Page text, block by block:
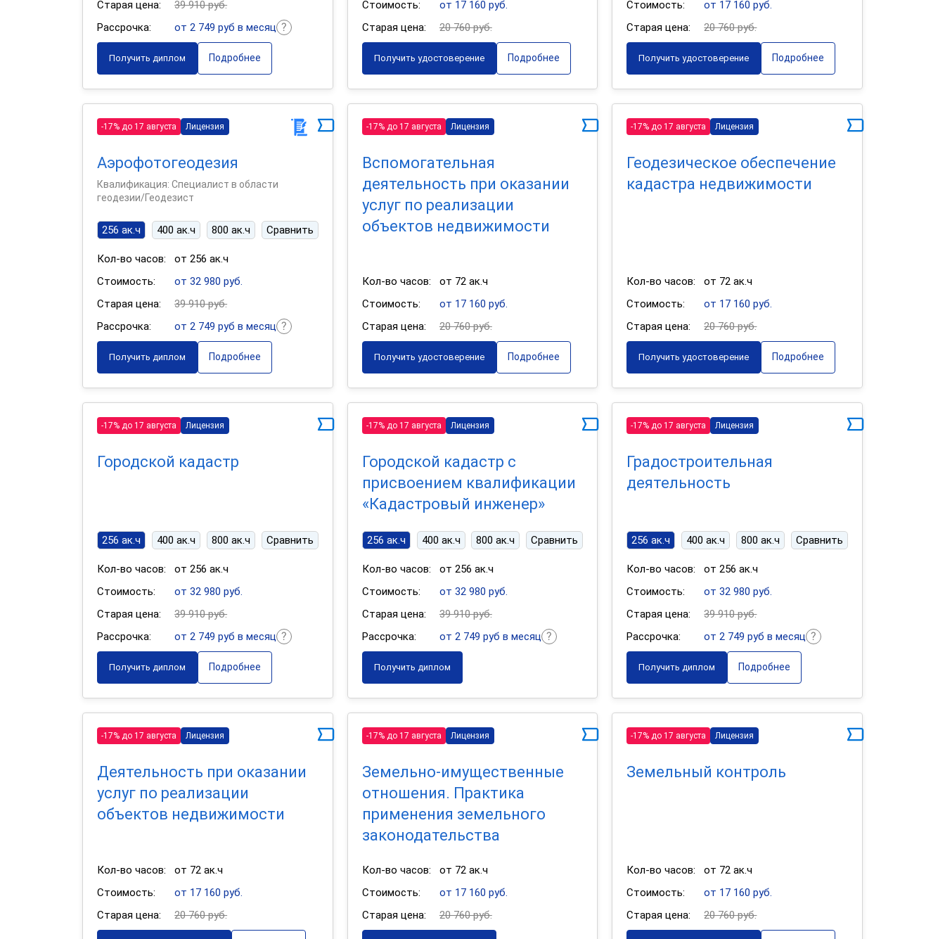
Старая цена:
39 910 руб.
Рассрочка:
от 2 749 руб в месяц
Получить диплом Подробнее
Стоимость:
от 17 160 руб.
Старая цена:
20 760 руб.
Получить удостоверение Подробнее
Стоимость:
от 17 160 руб.
Старая цена:
20 760 руб.
Получить удостоверение Подробнее
-17% до 17 августа Лицензия
Аэрофотогеодезия
Квалификация: Специалист в области
геодезии/Геодезист
256 ак.ч 400 ак.ч 800 ак.ч Сравнить
Кол-во часов:
от 256 ак.ч
Стоимость:
от 32 980 руб.
Старая цена:
39 910 руб.
Рассрочка:
от 2 749 руб в месяц
Получить диплом Подробнее
-17% до 17 августа Лицензия
Вспомогательная
деятельность при оказании
услуг по реализации
объектов недвижимости
Кол-во часов:
от 72 ак.ч
Стоимость:
от 17 160 руб.
Старая цена:
20 760 руб.
Получить удостоверение Подробнее
-17% до 17 августа Лицензия
Геодезическое обеспечение
кадастра недвижимости
Кол-во часов:
от 72 ак.ч
Стоимость:
от 17 160 руб.
Старая цена:
20 760 руб.
Получить удостоверение Подробнее
-17% до 17 августа Лицензия
Городской кадастр
256 ак.ч 400 ак.ч 800 ак.ч Сравнить
Кол-во часов:
от 256 ак.ч
Стоимость:
от 32 980 руб.
Старая цена:
39 910 руб.
Рассрочка:
от 2 749 руб в месяц
Получить диплом Подробнее
-17% до 17 августа Лицензия
Городской кадастр с
присвоением квалификации
«Кадастровый инженер»
256 ак.ч 400 ак.ч 800 ак.ч Сравнить
Кол-во часов:
от 256 ак.ч
Стоимость:
от 32 980 руб.
Старая цена:
39 910 руб.
Рассрочка:
от 2 749 руб в месяц
Получить диплом
-17% до 17 августа Лицензия
Градостроительная
деятельность
256 ак.ч 400 ак.ч 800 ак.ч Сравнить
Кол-во часов:
от 256 ак.ч
Стоимость:
от 32 980 руб.
Старая цена:
39 910 руб.
Рассрочка:
от 2 749 руб в месяц
Получить диплом Подробнее
-17% до 17 августа Лицензия
Деятельность при оказании
услуг по реализации
объектов недвижимости
Кол-во часов:
от 72 ак.ч
Стоимость:
от 17 160 руб.
Старая цена:
20 760 руб.
-17% до 17 августа Лицензия
Земельно-имущественные
отношения. Практика
применения земельного
законодательства
Кол-во часов:
от 72 ак.ч
Стоимость:
от 17 160 руб.
Старая цена:
20 760 руб.
-17% до 17 августа Лицензия
Земельный контроль
Кол-во часов:
от 72 ак.ч
Стоимость:
от 17 160 руб.
Старая цена:
20 760 руб.